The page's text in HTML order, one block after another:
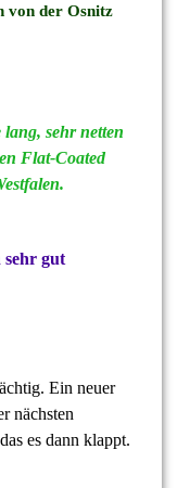
von der Osnitz
sehr netten
Flat-Coated
gut
Ein neuer
nächsten
es dann klappt.